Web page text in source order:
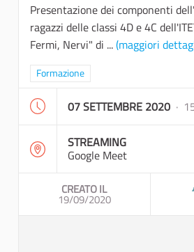
Presentazione dei componenti
ragazzi delle classi 4D e 4C
Fermi, Nervi" di ...(maggiori
Filtra i risultati per categoria: Formazione
Formazione
07 SETTEMBRE 2020 ·
STREAMING
Google Meet
CREATO IL
19/09/2020